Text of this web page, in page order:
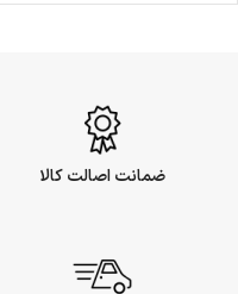
ضمانت اصالت کالا